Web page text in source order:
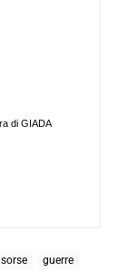
di GIADA
guerre